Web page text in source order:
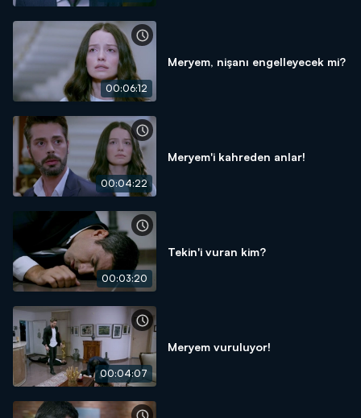
00:06:12
Meryem, nişanı engelleyecek mi?
00:04:22
Meryem'i kahreden anlar!
00:03:20
Tekin'i vuran kim?
00:04:07
Meryem vuruluyor!